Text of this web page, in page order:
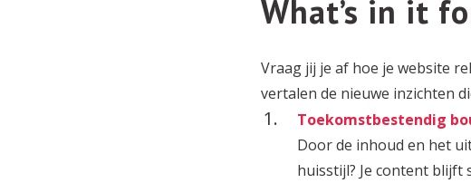
What’s in it
Vraag jij je af hoe je website
vertalen de nieuwe inzichten
Toekomstbestendig
Door de inhoud en het
huisstijl? Je content blijft